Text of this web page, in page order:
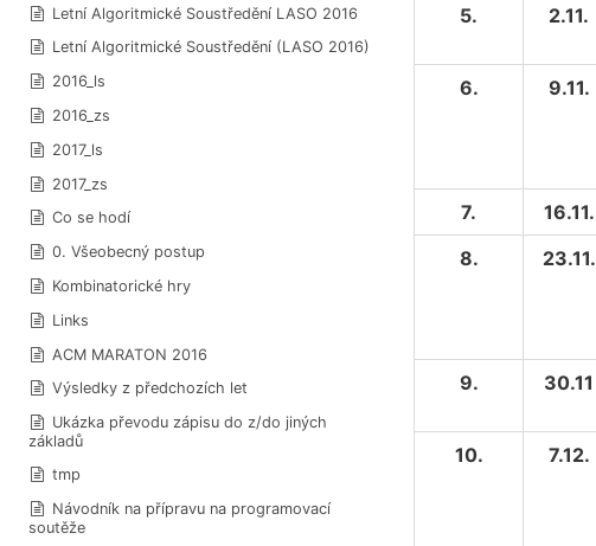
Letní Algoritmické Soustředění LASO 2016
Letní Algoritmické Soustředění (LASO 2016)
2016_ls
2016_zs
2017_ls
2017_zs
Co se hodí
0. Všeobecný postup
Kombinatorické hry
Links
ACM MARATON 2016
Výsledky z předchozích let
Ukázka převodu zápisu do z/do jiných
základů
tmp
Návodník na přípravu na programovací
soutěže
5.
2.11.
6.
9.11.
7.
16.11.
8.
23.11.
9.
30.11
10.
7.12.